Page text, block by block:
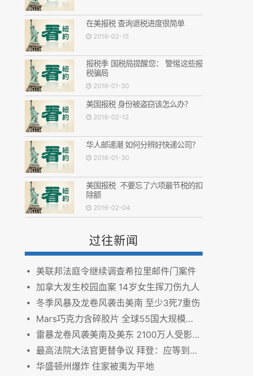
在美报税 查询退税进度很简单
2016-02-15
报税季 国税局提醒您： 警惕这些报
税骗局
2016-01-30
美国报税 身份被盗窃该怎么办？
2016-02-12
华人邮递潮 如何分辨好快递公司？
2016-01-30
美国报税 不要忘了六项最节税的扣
除额
2016-02-04
过往新闻
美联邦法庭令继续调查希拉里邮件门案件
加拿大发生校园血案 14岁女生挥刀伤九人
冬季风暴及龙卷风袭击美南 至少3死7重伤
Mars巧克力含碎胶片 全球55国大规模召回
雷暴龙卷风袭美南及美东 2100万人受影响
最高法院大法官更替争议 拜登：应等到选后进行
华盛顿州爆炸 住家被夷为平地